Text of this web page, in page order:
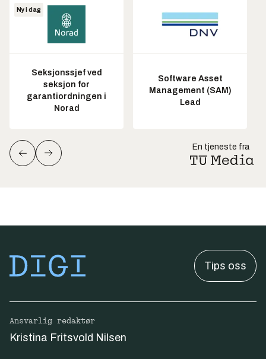
Ny i dag
Seksjonssjef ved
seksjon for
garantiordningen i
Norad
Software Asset
Management (SAM)
Lead
En tjeneste fra
Tips oss
Ansvarlig redaktør
Kristina Fritsvold Nilsen